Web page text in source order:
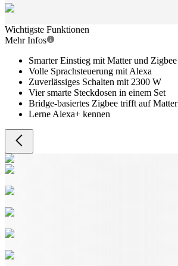
Wichtigste Funktionen
Mehr Infos
Smarter Einstieg mit Matter und Zigbee
Volle Sprachsteuerung mit Alexa
Zuverlässiges Schalten mit 2300 W
Vier smarte Steckdosen in einem Set
Bridge-basiertes Zigbee trifft auf Matter
Lerne Alexa+ kennen